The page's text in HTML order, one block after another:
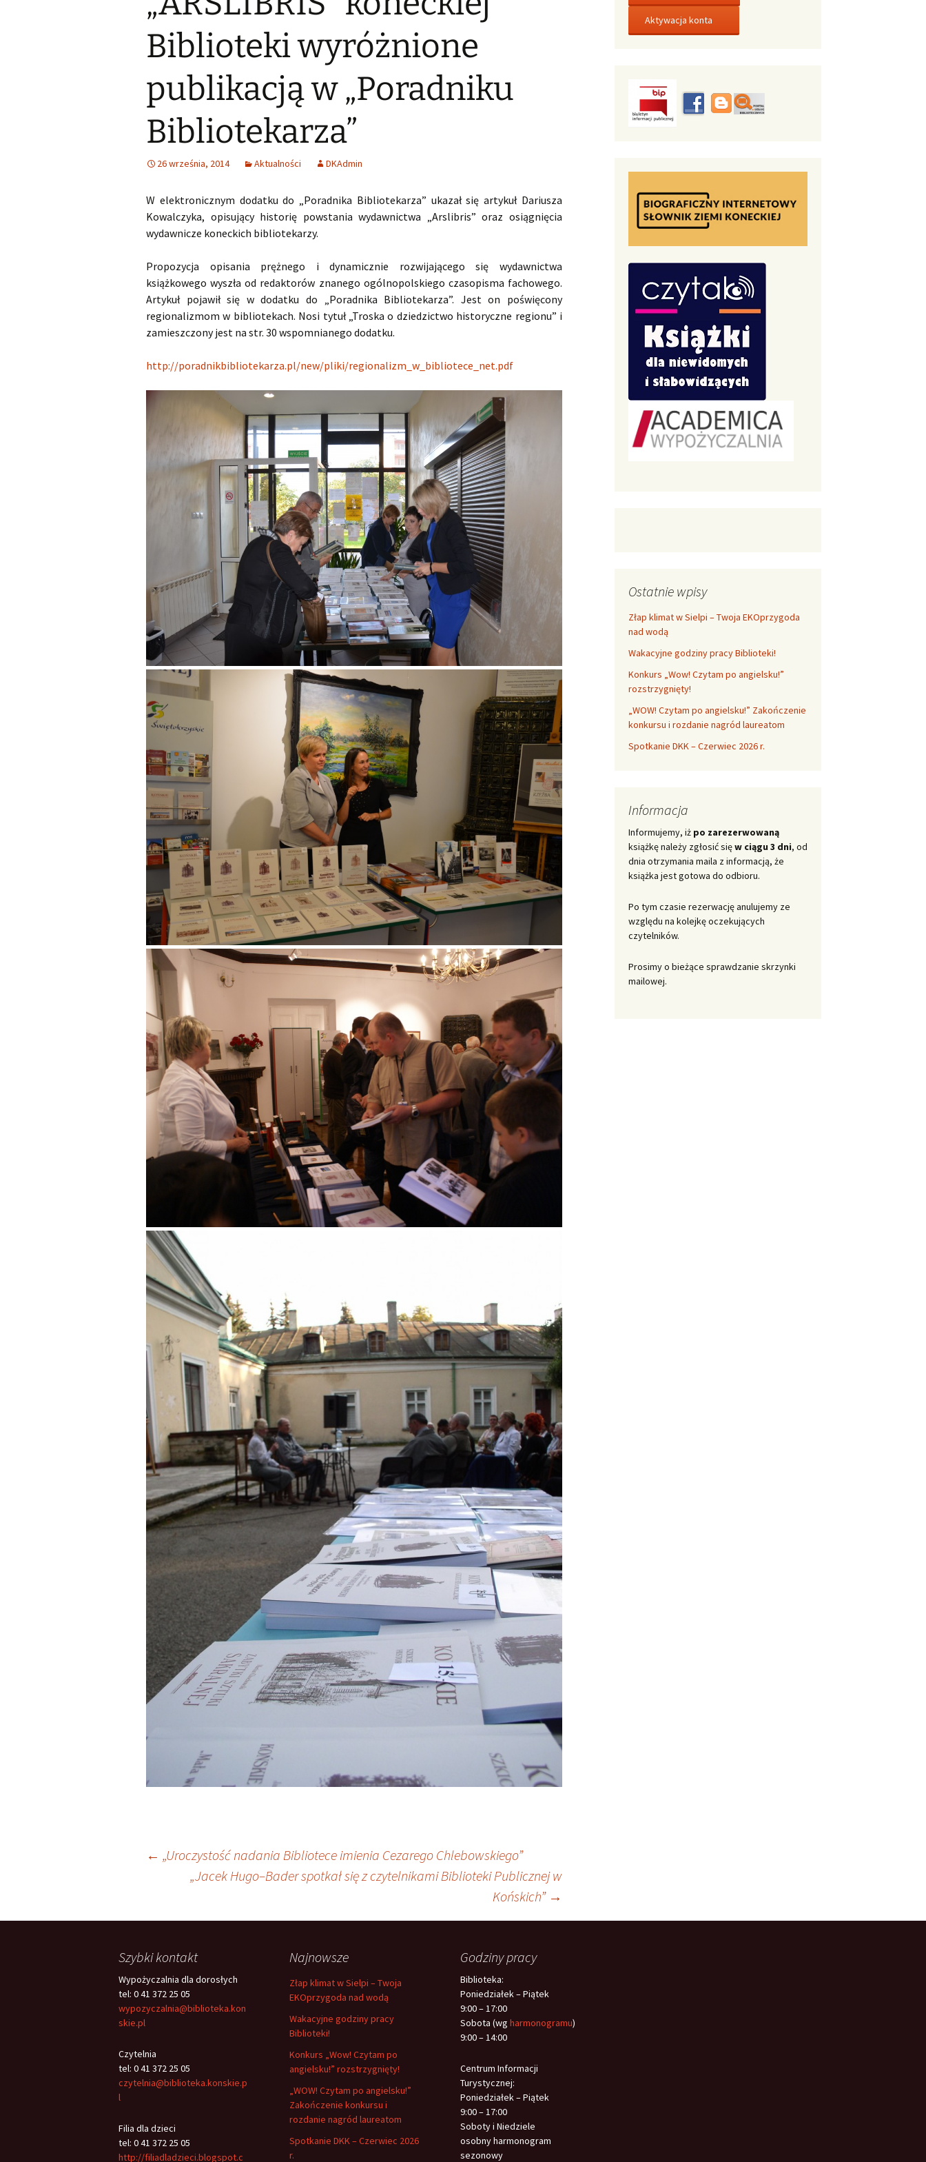
Małoletnich Małoletnich – wersja
Deklaracja dostępności
Godziny pracy Praca w soboty
Wsparcie finansowe
Zagadnienia gospodarcze
Nauka, oświata, kultura
wersje uproszczone /
Polish-English Books /
Wersje polsko-angielskie
English Books for Kids &
Youth / Książki dla Dzieci
& Młodzieży
Literary Language
Warsztaty Językowe
Konkurs: WOW! Czytam
Po Angielsku
Biblioteki wyróżnione
publikacją w „Poradniku
Bibliotekarza”
26 września, 2014 Aktualności DKAdmin
W elektronicznym dodatku do „Poradnika Bibliotekarza” ukazał się artykuł Dariusza
Kowalczyka, opisujący historię powstania wydawnictwa „Arslibris” oraz osiągnięcia
wydawnicze koneckich bibliotekarzy.
Propozycja opisania prężnego i dynamicznie rozwijającego się wydawnictwa
książkowego wyszła od redaktorów znanego ogólnopolskiego czasopisma fachowego.
Artykuł pojawił się w dodatku do „Poradnika Bibliotekarza”. Jest on poświęcony
regionalizmom w bibliotekach. Nosi tytuł „Troska o dziedzictwo historyczne regionu” i
zamieszczony jest na str. 30 wspomnianego dodatku.
http://poradnikbibliotekarza.pl/new/pliki/regionalizm_w_bibliotece_net.pdf
Nawigacja
← „Uroczystość nadania Bibliotece imienia Cezarego Chlebowskiego”
„Jacek Hugo–Bader spotkał się z czytelnikami Biblioteki Publicznej w
Końskich” →
Ostatnie wpisy
Złap klimat w Sielpi – Twoja EKOprzygoda
nad wodą
Wakacyjne godziny pracy Biblioteki!
Konkurs „Wow! Czytam po angielsku!”
rozstrzygnięty!
„WOW! Czytam po angielsku!” Zakończenie
konkursu i rozdanie nagród laureatom
Spotkanie DKK – Czerwiec 2026 r.
Informacja
Informujemy, iż po zarezerwowaną
książkę należy zgłosić sięw ciągu 3 dni, od
dnia otrzymania maila z informacją, że
książka jest gotowa do odbioru.
Po tym czasie rezerwację anulujemy ze
względu na kolejkę oczekujących
czytelników.
Prosimy o bieżące sprawdzanie skrzynki
mailowej.
Szybki kontakt
Wypożyczalnia dla dorosłych
tel: 0 41 372 25 05
wypozyczalnia@biblioteka.kon
skie.pl
Czytelnia
tel: 0 41 372 25 05
czytelnia@biblioteka.konskie.p
l
Filia dla dzieci
tel: 0 41 372 25 05
http://filiadladzieci.blogspot.c
Najnowsze
Złap klimat w Sielpi – Twoja
EKOprzygoda nad wodą
Wakacyjne godziny pracy
Biblioteki!
Konkurs „Wow! Czytam po
angielsku!” rozstrzygnięty!
„WOW! Czytam po angielsku!”
Zakończenie konkursu i
rozdanie nagród laureatom
Spotkanie DKK – Czerwiec 2026
r.
Godziny pracy
Biblioteka:
Poniedziałek – Piątek
9:00 – 17:00
Sobota (wg harmonogramu)
9:00 – 14:00
Centrum Informacji
Turystycznej:
Poniedziałek – Piątek
9:00 – 17:00
Soboty i Niedziele
osobny harmonogram
sezonowy